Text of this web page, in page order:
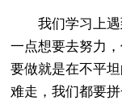
我们学习上
一点想要去努力
要做就是在不平
难走，我们都要